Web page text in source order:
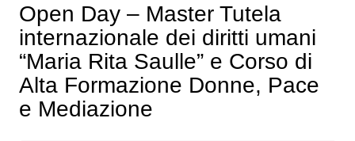
Open Day – Master Tutela
internazionale dei diritti umani
“Maria Rita Saulle” e Corso di
Alta Formazione Donne, Pace
e Mediazione